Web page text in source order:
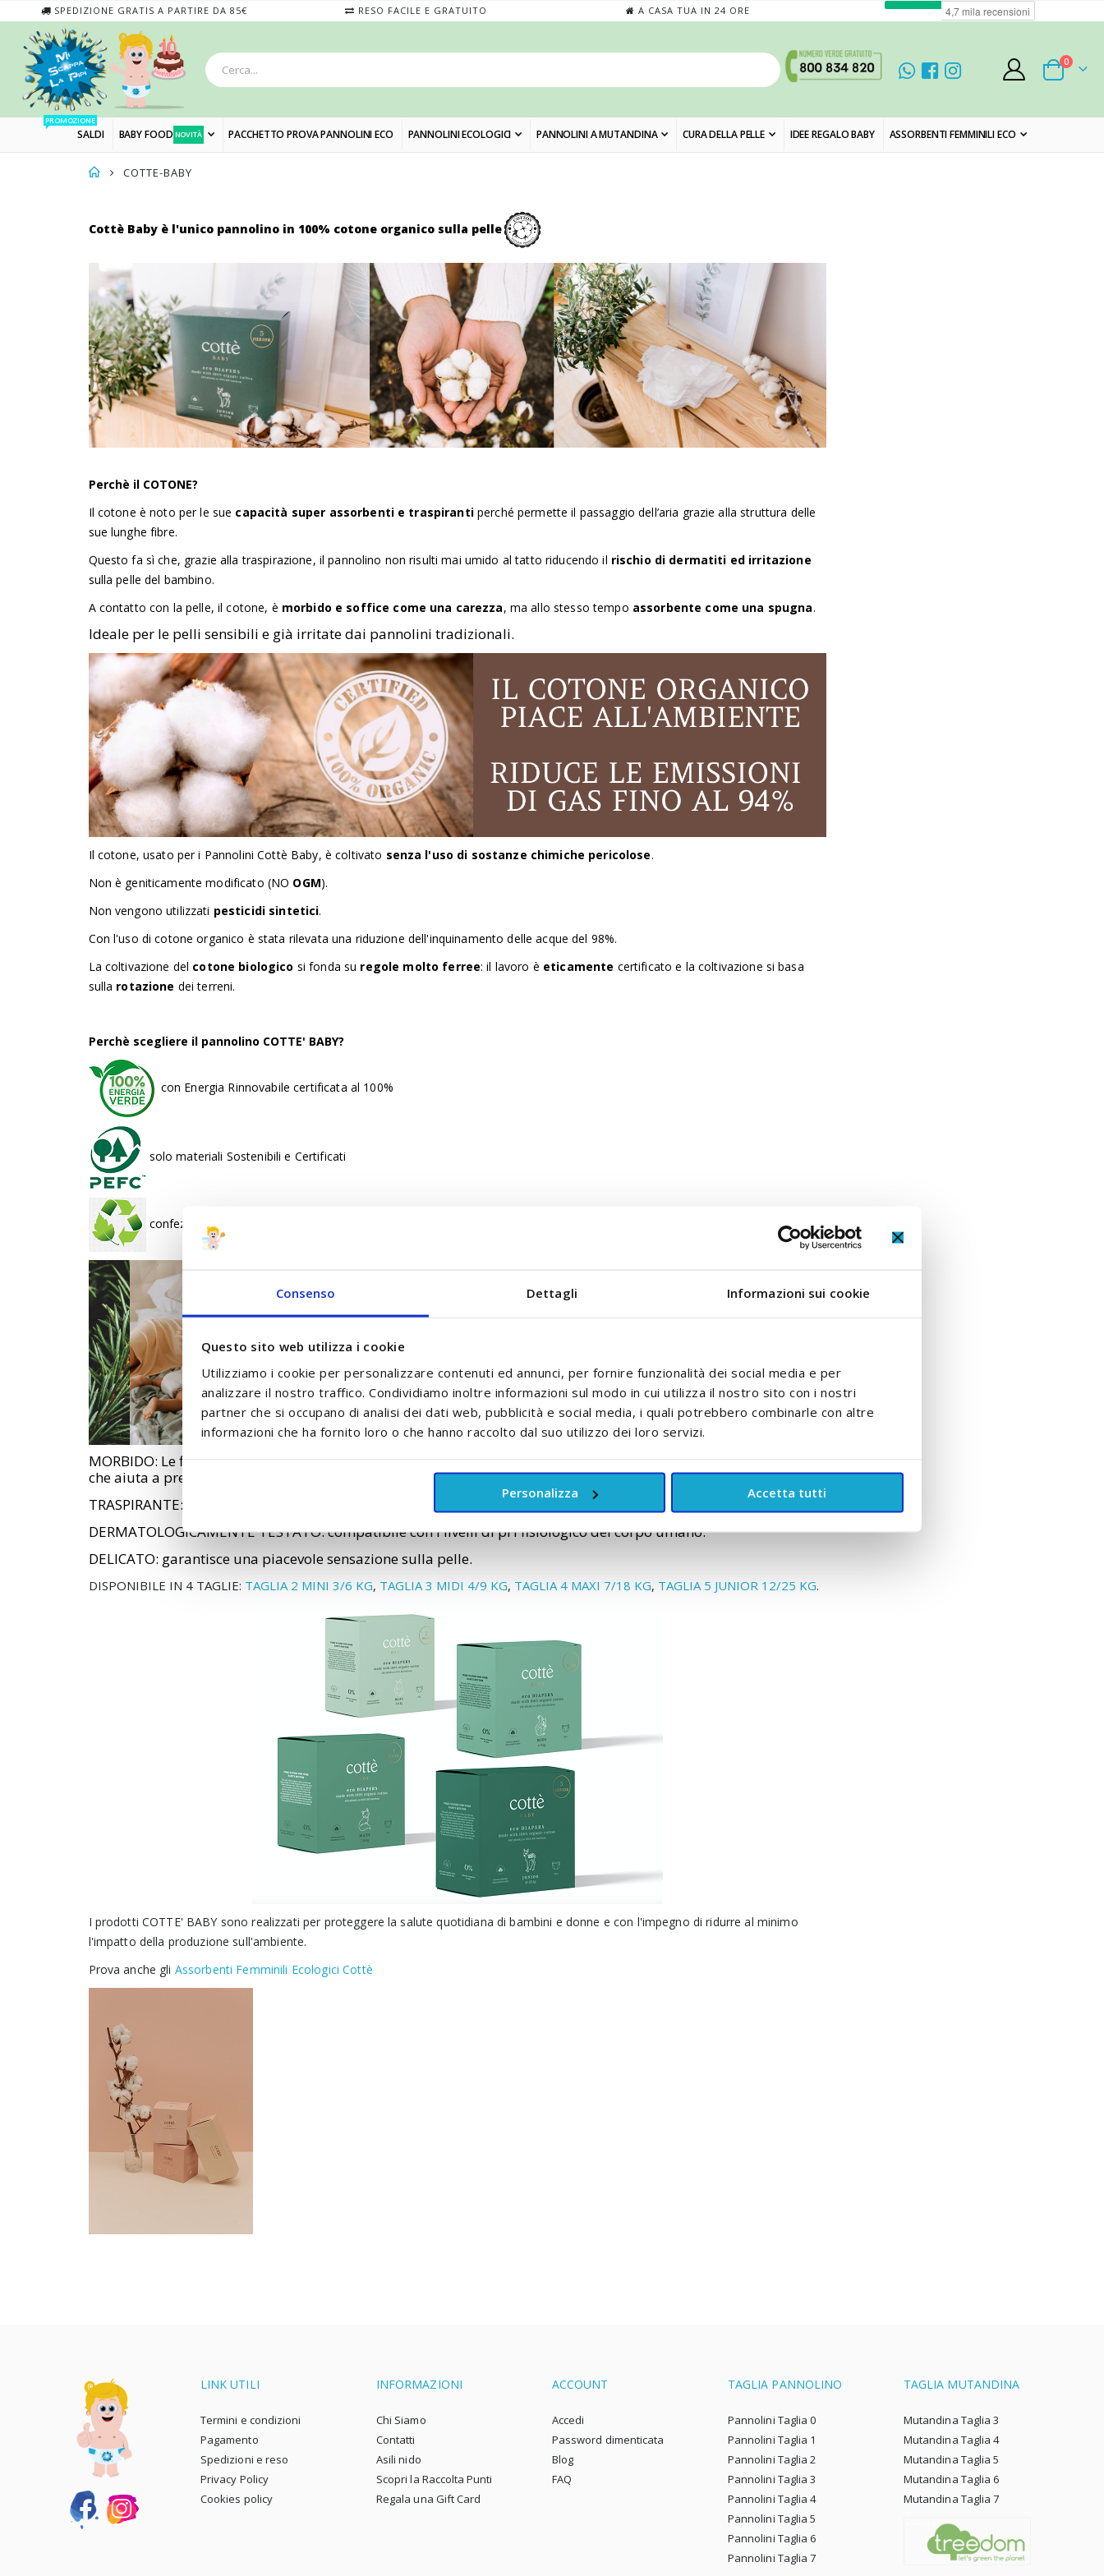
Consenso Dettagli Informazioni sui cookie
Questo sito web utilizza i cookie
Utilizziamo i cookie per personalizzare contenuti ed annunci, per fornire funzionalità dei social media e per
analizzare il nostro traffico. Condividiamo inoltre informazioni sul modo in cui utilizza il nostro sito con i nostri
partner che si occupano di analisi dei dati web, pubblicità e social media, i quali potrebbero combinarle con altre
informazioni che ha fornito loro o che hanno raccolto dal suo utilizzo dei loro servizi.
Personalizza Accetta tutti
SPEDIZIONE GRATIS A PARTIRE DA 85€ RESO FACILE E GRATUITO A CASA TUA IN 24 ORE
Cart
0elementi
SALDI
PROMOZIONE
BABY FOOD NOVITÀ PACCHETTO PROVA PANNOLINI ECO PANNOLINI ECOLOGICI PANNOLINI A MUTANDINA CURA DELLA PELLE IDEE REGALO BABY ASSORBENTI FEMMINILI ECO
COTTE-BABY
Cottè Babyè l'unico pannolino in 100% cotone organico sulla pelle
Perchè il COTONE?
Il cotone è noto per le sue capacità super assorbenti e traspirantiperché permette il passaggio dell’aria grazie alla struttura delle
sue lunghe fibre.
Questo fa sì che, grazie alla traspirazione, il pannolino non risulti mai umido al tatto riducendo il rischio di dermatiti ed irritazione
sulla pelle del bambino.
A contatto con la pelle, il cotone, è morbido e soffice come una carezza, ma allo stesso tempo assorbente come una spugna.
Ideale per le pelli sensibili e già irritate dai pannolini tradizionali.
Il cotone, usato per i Pannolini Cottè Baby, è coltivato senza l'uso di sostanze chimiche pericolose.
Non è geniticamente modificato (NO OGM).
Non vengono utilizzati pesticidi sintetici.
Con l'uso di cotone organico è stata rilevata una riduzione dell'inquinamento delle acque del 98%.
La coltivazione del cotone biologico si fonda su regole molto ferree: il lavoro è eticamente certificato e la coltivazione si basa
sulla rotazione dei terreni.
Perchè scegliere il pannolino COTTE' BABY?
con Energia Rinnovabile certificata al 100%
solo materiali Sostenibili e Certificati
confezioni in Packaging di carta riciclabile
MORBIDO: Le fibre naturali di puro cotone sono molto più morbide e "non irritanti"- un materiale ipoallergenico
che aiuta a prevenire prurito, irritazione e allergie.
TRASPIRANTE: il flusso dell'aria resta costante garantendo un livello di umidità ottimale per la pelle.
DERMATOLOGICAMENTE TESTATO: compatibile con i livelli di pH fisiologico del corpo umano.
DELICATO: garantisce una piacevole sensazione sulla pelle.
DISPONIBILE IN 4 TAGLIE: TAGLIA 2 MINI 3/6 KG, TAGLIA 3 MIDI 4/9 KG, TAGLIA 4 MAXI 7/18 KG, TAGLIA 5 JUNIOR 12/25 KG.
I prodotti COTTE' BABY sono realizzati per proteggere la salute quotidiana di bambini e donne e con l'impegno di ridurre al minimo
l'impatto della produzione sull'ambiente.
Prova anche gli Assorbenti Femminili Ecologici Cottè
LINK UTILI
Termini e condizioni
Pagamento
Spedizioni e reso
Privacy Policy
Cookies policy
INFORMAZIONI
Chi Siamo
Contatti
Asili nido
Scopri la Raccolta Punti
Regala una Gift Card
ACCOUNT
Accedi
Password dimenticata
Blog
FAQ
TAGLIA PANNOLINO
Pannolini Taglia 0
Pannolini Taglia 1
Pannolini Taglia 2
Pannolini Taglia 3
Pannolini Taglia 4
Pannolini Taglia 5
Pannolini Taglia 6
Pannolini Taglia 7
TAGLIA MUTANDINA
Mutandina Taglia 3
Mutandina Taglia 4
Mutandina Taglia 5
Mutandina Taglia 6
Mutandina Taglia 7